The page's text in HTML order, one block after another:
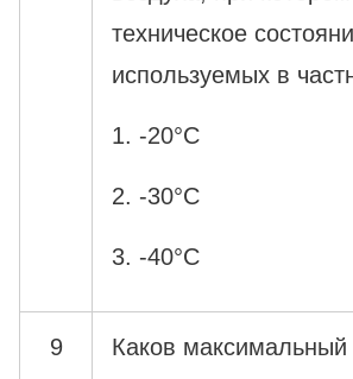
техническое
используемых в
1. -20°С
2. -30°С
3. -40°С
9
Каков